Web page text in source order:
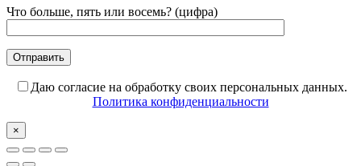
Что больше, пять или восемь? (цифра)
Даю согласие на обработку своих персональных данных.
Политика конфиденциальности
×